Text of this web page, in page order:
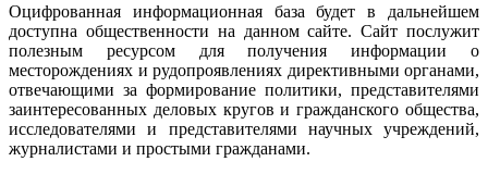
Оцифрованная информационная база будет в дальнейшем
доступна общественности на данном сайте. Сайт послужит
полезным ресурсом для получения информации о
месторождениях и рудопроявлениях директивными органами,
отвечающими за формирование политики, представителями
заинтересованных деловых кругов и гражданского общества,
исследователями и представителями научных учреждений,
журналистами и простыми гражданами.